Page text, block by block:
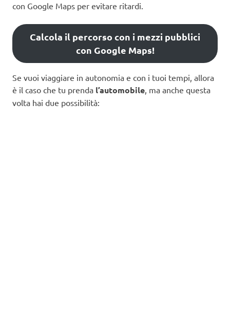
con Google Maps per evitare ritardi.
Calcola il percorso con i mezzi pubblici
con Google Maps!
Se vuoi viaggiare in autonomia e con i tuoi tempi, allora
è il caso che tu prenda l’automobile , ma anche questa
volta hai due possibilità: